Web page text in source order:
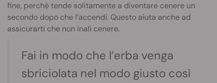
fine, perché tende solitamente a diventare cenere un
secondo dopo che l’accendi. Questo aiuta anche ad
assicurarti che non inali cenere.
Fai in modo che l’erba venga
sbriciolata nel modo giusto così